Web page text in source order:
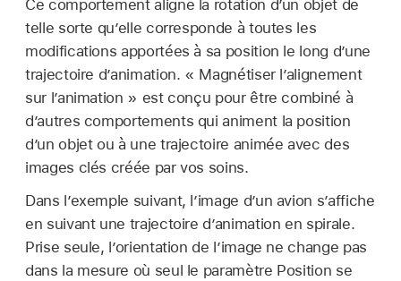
Ce comportement aligne la rotation d’un objet de
telle sorte qu’elle corresponde à toutes les
modifications apportées à sa position le long d’une
trajectoire d’animation. « Magnétiser l’alignement
sur l’animation » est conçu pour être combiné à
d’autres comportements qui animent la position
d’un objet ou à une trajectoire animée avec des
images clés créée par vos soins.
Dans l’exemple suivant, l’image d’un avion s’affiche
en suivant une trajectoire d’animation en spirale.
Prise seule, l’orientation de l’image ne change pas
dans la mesure où seul le paramètre Position se